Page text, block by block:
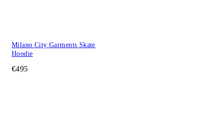
Milano City Garments Skate
Hoodie
€495